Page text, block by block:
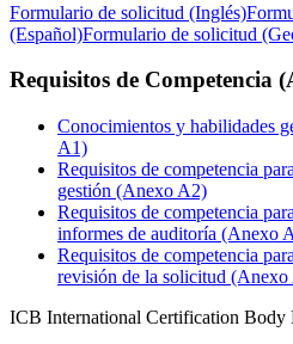
Formulario de solicitud (Inglés)
(Español)Formulario de solicitud
Requisitos de Competencia
Conocimientos y habilidades
A1)
Requisitos de competencia
gestión (Anexo A2)
Requisitos de competencia
informes de auditoría (Anexo
Requisitos de competencia
revisión de la solicitud
ICB International Certification Body